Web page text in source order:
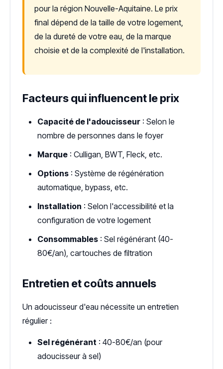
pour la région Nouvelle-Aquitaine. Le prix
final dépend de la taille de votre logement,
de la dureté de votre eau, de la marque
choisie et de la complexité de l'installation.
Facteurs qui influencent le prix
Capacité de l'adoucisseur : Selon le
nombre de personnes dans le foyer
Marque : Culligan, BWT, Fleck, etc.
Options : Système de régénération
automatique, bypass, etc.
Installation : Selon l'accessibilité et la
configuration de votre logement
Consommables : Sel régénérant (40-
80€/an), cartouches de filtration
Entretien et coûts annuels
Un adoucisseur d'eau nécessite un entretien
régulier :
Sel régénérant : 40-80€/an (pour
adoucisseur à sel)